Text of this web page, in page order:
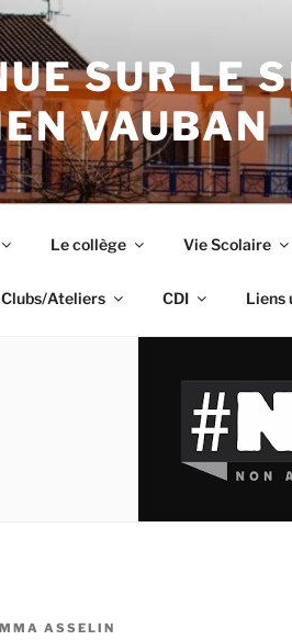
SUR LE
VAUBAN
Le collège Vie Scolaire
Clubs/Ateliers CDI Liens
ASSELIN